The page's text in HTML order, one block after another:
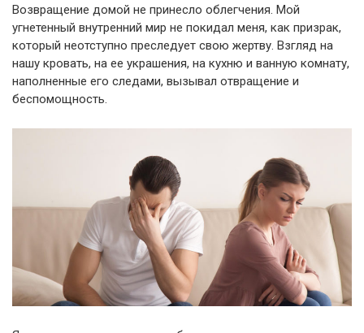
Возвращение домой не принесло облегчения. Мой
угнетенный внутренний мир не покидал меня, как призрак,
который неотступно преследует свою жертву. Взгляд на
нашу кровать, на ее украшения, на кухню и ванную комнату,
наполненные его следами, вызывал отвращение и
беспомощность.